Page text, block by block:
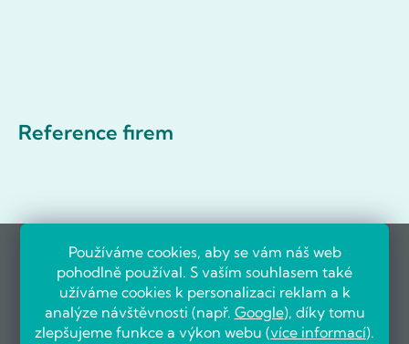
Používáme cookies, aby se vám náš web
pohodlně používal. S vaším souhlasem také
užíváme cookies k personalizaci reklam a k
analýze návštěvnosti (např. Google), díky tomu
zlepšujeme funkce a výkon webu (více informací).
Reference firem